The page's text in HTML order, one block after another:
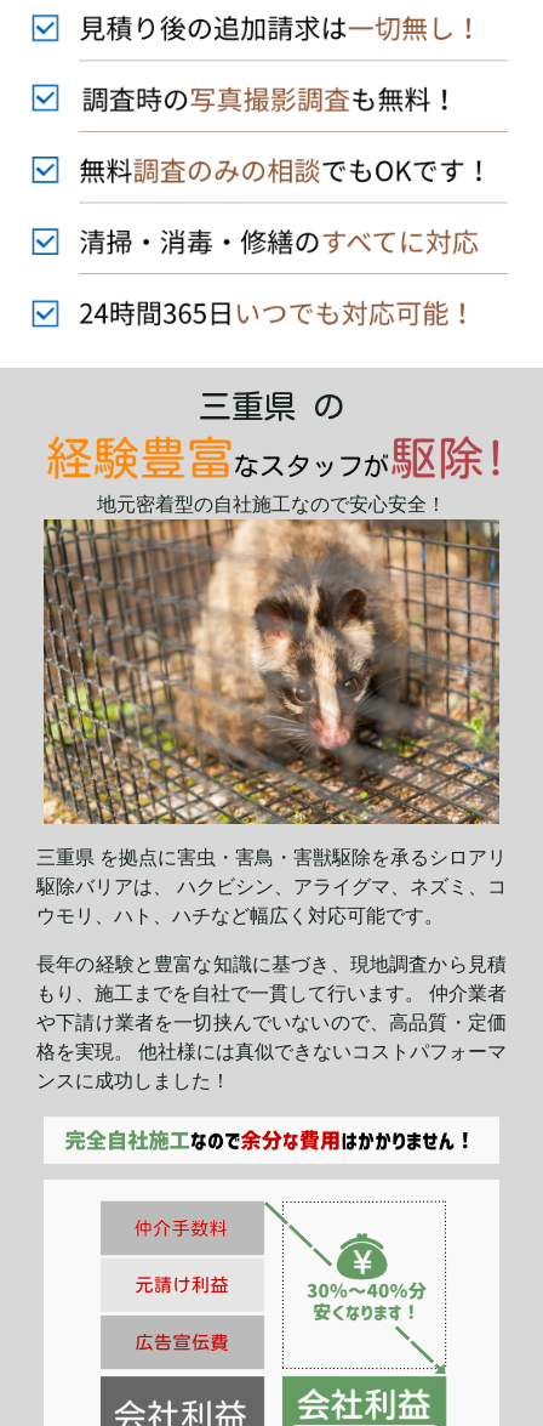
三重県 の
地元密着型の自社施工なので安心安全！
三重県 を拠点に害虫・害鳥・害獣駆除を承るシロアリ
駆除バリアは、 ハクビシン、アライグマ、ネズミ、コ
ウモリ、ハト、ハチなど幅広く対応可能です。
長年の経験と豊富な知識に基づき、現地調査から見積
もり、施工までを自社で一貫して行います。 仲介業者
や下請け業者を一切挟んでいないので、高品質・定価
格を実現。 他社様には真似できないコストパフォーマ
ンスに 成功しました！